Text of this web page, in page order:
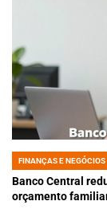
POSTED
IN
FINANÇAS E NEGÓCIOS
Banco Central
orçamento